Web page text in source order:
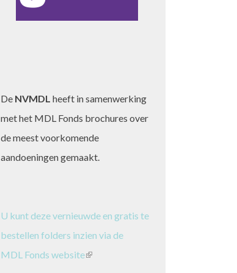
De NVMDL heeft in samenwerking
met het MDL Fonds brochures over
de meest voorkomende
aandoeningen gemaakt.
U kunt deze vernieuwde en gratis te
bestellen folders inzien via de
MDL Fonds website(link